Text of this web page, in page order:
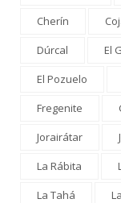
Cherín
Dúrcal
El
El Pozuelo
Fregenite
Jorairátar
La Rábita
La Tahá